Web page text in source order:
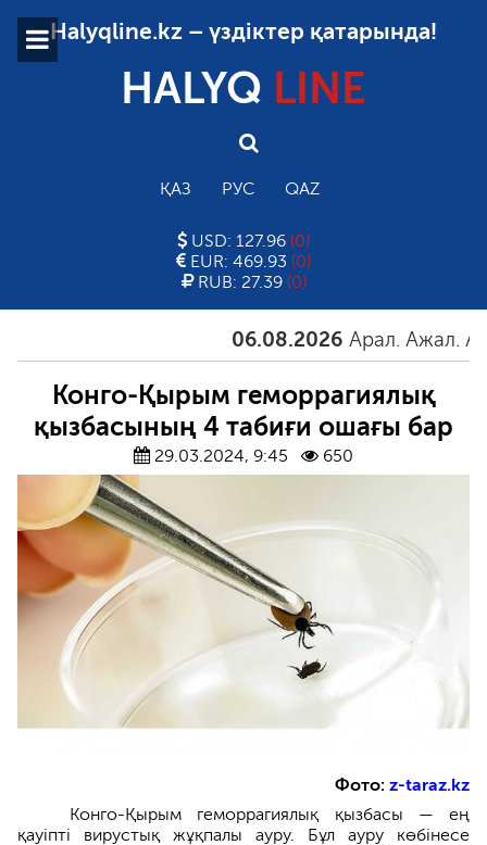
Halyqline.kz – үздіктер қатарында!
HALYQ LINE
ҚАЗ РУС QAZ
USD: 127.96 (0)
EUR: 469.93 (0)
RUB: 27.39 (0)
06.08.2026 Арал. Ажал. Айғақ
Конго-Қырым геморрагиялық
қызбасының 4 табиғи ошағы бар
29.03.2024, 9:45 650
Фото: z-taraz.kz
Конго-Қырым геморрагиялық қызбасы — ең
қауіпті вирустық жұқпалы ауру. Бұл ауру көбінесе